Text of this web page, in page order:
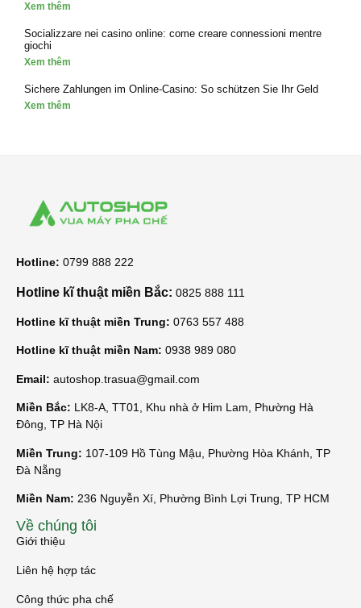
Xem thêm
Socializzare nei casino online: come creare connessioni mentre
giochi
Xem thêm
Sichere Zahlungen im Online-Casino: So schützen Sie Ihr Geld
Xem thêm
Hotline: 0799 888 222
Hotline kĩ thuật miền Bắc: 0825 888 111
Hotline kĩ thuật miền Trung: 0763 557 488
Hotline kĩ thuật miền Nam: 0938 989 080
Email: autoshop.trasua@gmail.com
Miền Bắc: LK8-A, TT01, Khu nhà ở Him Lam, Phường Hà
Đông, TP Hà Nội
Miền Trung: 107-109 Hồ Tùng Mậu, Phường Hòa Khánh, TP
Đà Nẵng
Miền Nam: 236 Nguyễn Xí, Phường Bình Lợi Trung, TP HCM
Về chúng tôi
Giới thiệu
Liên hệ hợp tác
Công thức pha chế